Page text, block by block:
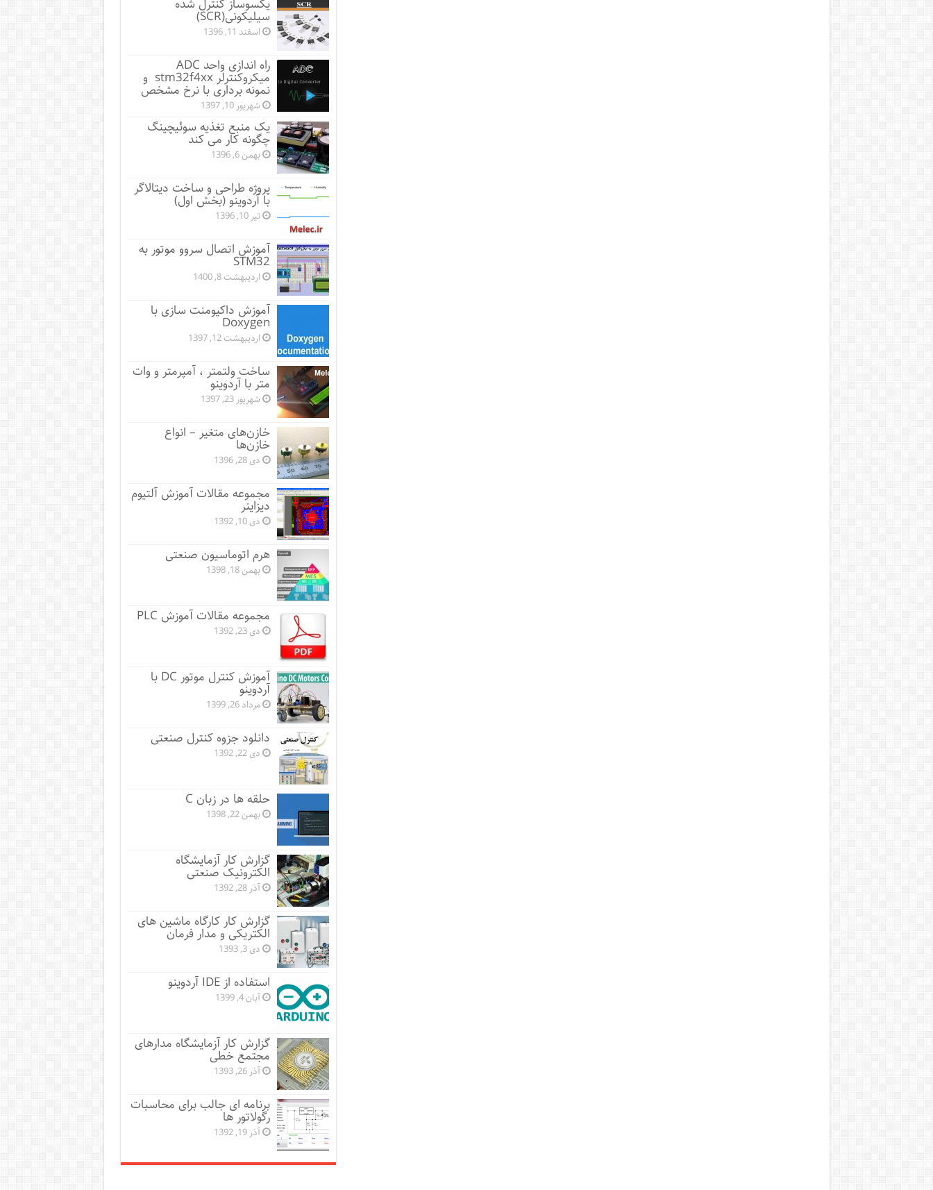
یکسوساز کنترل شده
سیلیکونی(SCR)
اسفند 11, 1396
راه اندازی واحد ADC
میکروکنترلر stm32f4xx و
نمونه برداری با نرخ مشخص
شهریور 10, 1397
یک منبع تغذیه سوئیچینگ
چگونه کار می کند
بهمن 6, 1396
پروژه طراحی و ساخت دیتالاگر
با آردوینو (بخش اول)
تیر 10, 1396
آموزش اتصال سروو موتور به
STM32
اردیبهشت 8, 1400
آموزش داکیومنت سازی با
Doxygen
اردیبهشت 12, 1397
ساخت ولتمتر ، آمپرمتر و وات
متر با آردوینو
شهریور 23, 1397
خازن‌های متغیر – انواع
خازن‌ها
دی 28, 1396
مجموعه مقالات آموزش آلتیوم
دیزاینر
دی 10, 1392
هرم اتوماسیون صنعتی
بهمن 18, 1398
مجموعه مقالات آموزش PLC
دی 23, 1392
آموزش کنترل موتور DC با
آردوینو
مرداد 26, 1399
دانلود جزوه کنترل صنعتی
دی 22, 1392
حلقه ها در زبان C
بهمن 22, 1398
گزارش کار آزمایشگاه
الکترونیک صنعتی
آذر 28, 1392
گزارش کار کارگاه ماشین های
الکتریکی و مدار فرمان
دی 3, 1393
استفاده از IDE آردوینو
آبان 4, 1399
گزارش کار آزمایشگاه مدارهای
مجتمع خطی
آذر 26, 1393
برنامه ای جالب برای محاسبات
رگولاتور ها
آذر 19, 1392